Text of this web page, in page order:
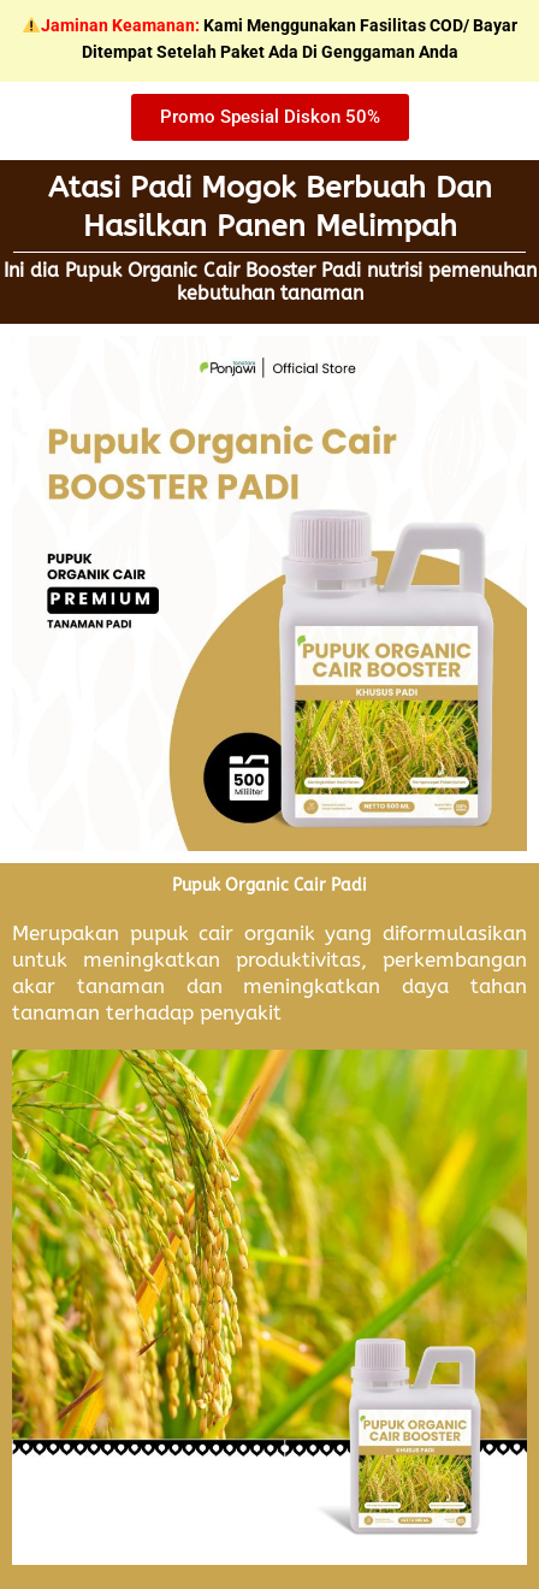
Jaminan Keamanan: Kami Menggunakan Fasilitas COD/ Bayar
Ditempat Setelah Paket Ada Di Genggaman Anda
Promo Spesial Diskon 50%
Atasi Padi Mogok Berbuah Dan
Hasilkan Panen Melimpah
Ini dia Pupuk Organic Cair Booster Padi nutrisi pemenuhan
kebutuhan tanaman
Pupuk Organic Cair Padi
Merupakan pupuk cair organik yang diformulasikan
untuk meningkatkan produktivitas, perkembangan
akar tanaman dan meningkatkan daya tahan
tanaman terhadap penyakit